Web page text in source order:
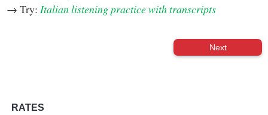
→ Try: Italian listening practice with transcripts
Next
RATES